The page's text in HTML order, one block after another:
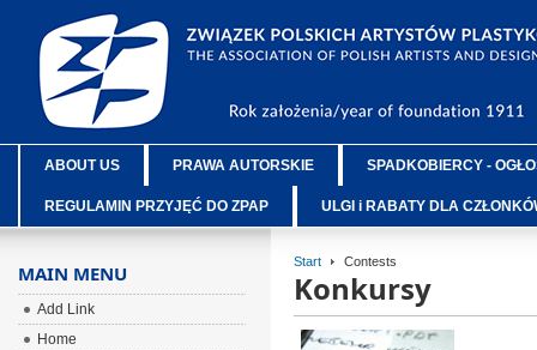
ABOUT US PRAWA AUTORSKIE SPADKOBIERCY -
REGULAMIN PRZYJĘĆ DO ZPAP ULGI i RABATY DLA
Start Contests
Konkursy
MAIN MENU
Add Link
Home